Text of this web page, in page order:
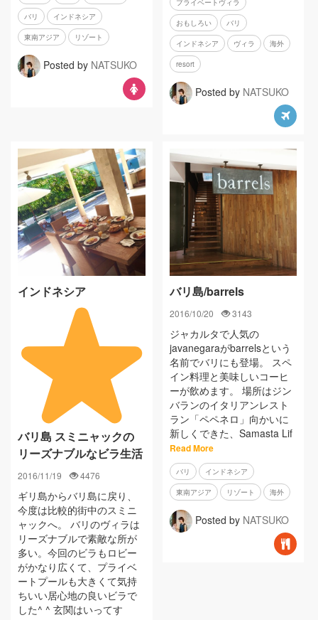
バリ インドネシア
東南アジア リゾート
Posted by NATSUKO
おもしろい バリ
インドネシア ヴィラ 海外
resort
Posted by NATSUKO
インドネシア
バリ島 スミニャックの
リーズナブルなビラ生活
2016/11/19 4476
ギリ島からバリ島に戻り、
今度は比較的街中のスミニ
ャックへ。 バリのヴィラは
リーズナブルで素敵な所が
多い。今回のビラもロビー
がかなり広くて、プライベ
ートプールも大きくて気持
ちいい居心地の良いビラで
した^ ^ 玄関はいってす
バリ島/barrels
2016/10/20 3143
ジャカルタで人気の
javanegaraがbarrelsという
名前でバリにも登場。 スペ
イン料理と美味しいコーヒ
ーが飲めます。 場所はジン
バランのイタリアンレスト
ラン「ペペネロ」向かいに
新しくできた、Samasta Lif
Read More
バリ インドネシア
東南アジア リゾート 海外
Posted by NATSUKO